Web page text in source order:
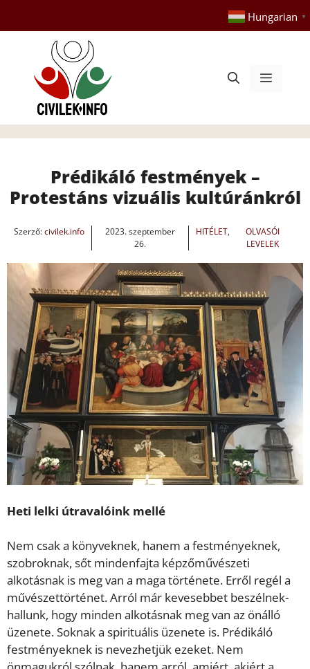
tartalomba
Hungarian ▼
Menü
Prédikáló festmények –
Protestáns vizuális kultúránkról
Szerző:civilek.info
2023. szeptember
26.
HITÉLET,
OLVASÓI
LEVELEK
Heti lelki útravalóink mellé
Nem csak a könyveknek, hanem a festményeknek,
szobroknak, sőt mindenfajta képzőművészeti
alkotásnak is meg van a maga története. Erről regél a
művészettörténet. Arról már kevesebbet beszélnek-
hallunk, hogy minden alkotásnak meg van az önálló
üzenete. Soknak a spirituális üzenete is. Prédikáló
festményeknek is nevezhetjük ezeket. Nem